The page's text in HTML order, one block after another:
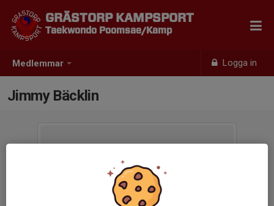
Medlemmar Logga in
GRÄSTORP KAMPSPORT
Taekwondo Poomsae/Kamp
Jimmy Bäcklin